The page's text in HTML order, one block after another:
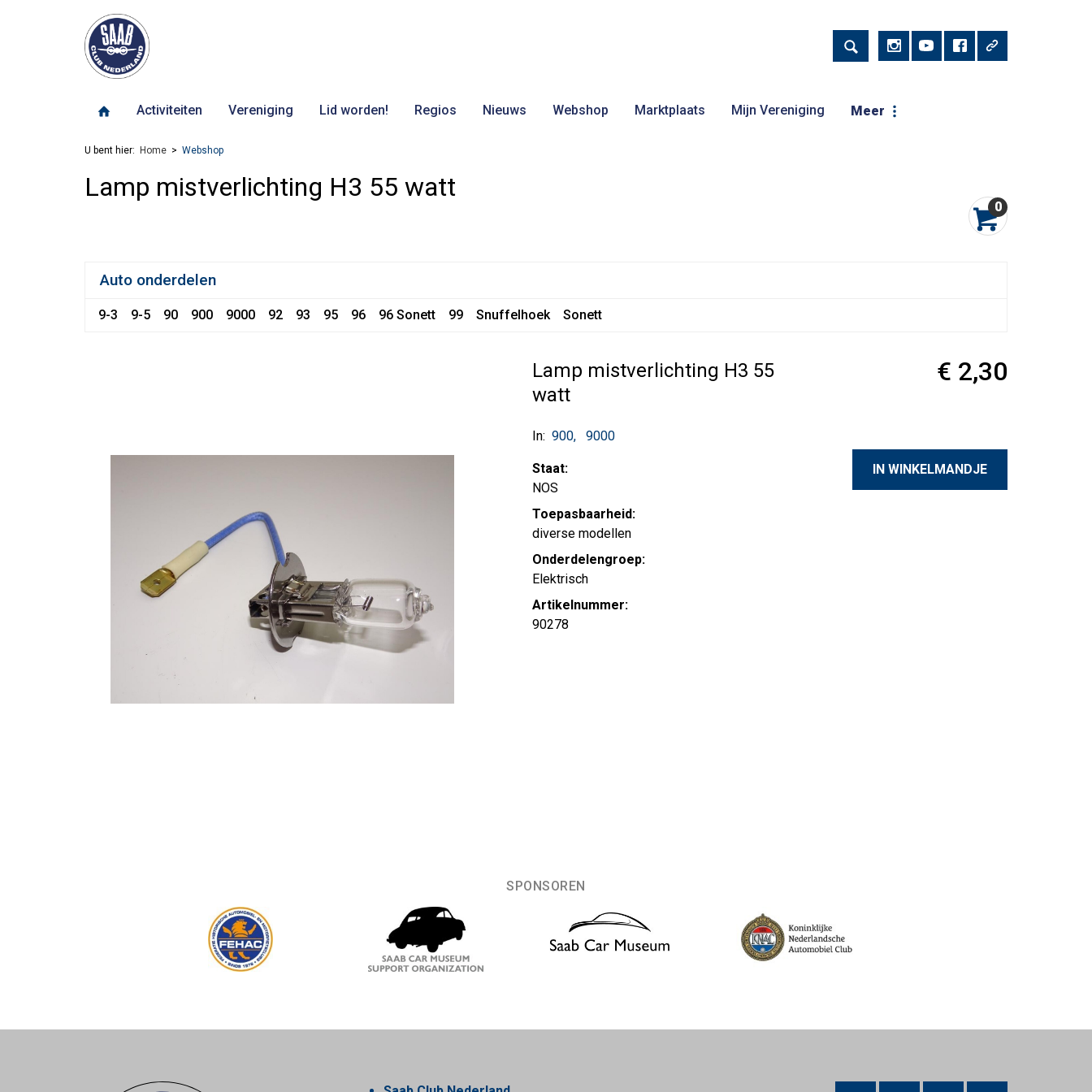
Activiteiten Vereniging Lid worden! Regios Nieuws Webshop Marktplaats Mijn Vereniging Meer
U bent hier: Home Webshop
Lamp mistverlichting H3 55 watt
0
Auto onderdelen
9-3 9-5 90 900 9000 92 93 95 96 96 Sonett 99 Snuffelhoek Sonett
Lamp mistverlichting H3 55
watt
In: 900 9000
Staat:
NOS
Toepasbaarheid:
diverse modellen
Onderdelengroep:
Elektrisch
Artikelnummer:
90278
€ 2,30
SPONSOREN